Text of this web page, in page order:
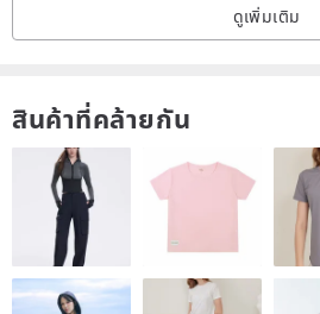
ดูเพิ่มเติม
สินค้าที่คล้ายกัน